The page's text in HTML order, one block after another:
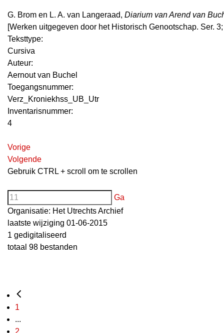
G. Brom en L. A. van Langeraad, Diarium van Arend van
[Werken uitgegeven door het Historisch Genootschap. Ser. 3;
Teksttype:
Cursiva
Auteur:
Aernout van Buchel
Toegangsnummer:
Verz_Kroniekhss_UB_Utr
Inventarisnummer:
4
Vorige
Volgende
Gebruik CTRL + scroll om te scrollen
Ga
Organisatie: Het Utrechts Archief
laatste wijziging 01-06-2015
1 gedigitaliseerd
totaal 98 bestanden
1
...
2